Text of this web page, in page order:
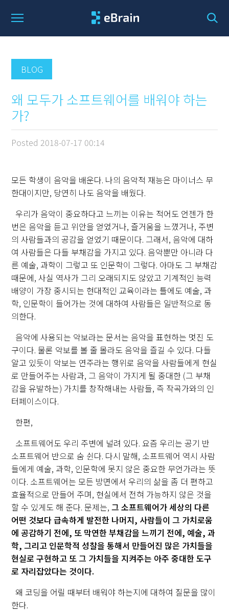
BLOG
왜 모두가 소프트웨어를 배워야 하는
가?
Posted 2018-07-17 00:14
모든 학생이 음악을 배운다. 나의 음악적 재능은 마이너스 무
한대이지만, 당연히 나도 음악을 배웠다.
우리가 음악이 중요하다고 느끼는 이유는 적어도 언젠가 한
번은 음악을 듣고 위안을 얻었거나, 즐거움을 느꼈거나, 주변
의 사람들과의 공감을 얻었기 때문이다. 그래서, 음악에 대하
여 사람들은 다들 부채감을 가지고 있다. 음악뿐만 아니라 다
른 예술, 과학이 그렇고 또 인문학이 그렇다. 아마도 그 부채감
때문에, 사실 역사가 그리 오래되지도 않았고 기계적인 능력
배양이 가장 중시되는 현대적인 교육이라는 틀에도 예술, 과
학, 인문학이 들어가는 것에 대하여 사람들은 일반적으로 동
의한다.
음악에 사용되는 악보라는 문서는 음악을 표현하는 멋진 도
구이다. 물론 악보를 볼 줄 몰라도 음악을 즐길 수 있다. 다들
알고 있듯이 악보는 연주라는 행위로 음악을 사람들에게 현실
로 만들어주는 사람과, 그 음악이 가지게 될 중대한 (그 부채
감을 유발하는) 가치를 창작해내는 사람들, 즉 작곡가와의 인
터페이스이다.
한편,
소프트웨어도 우리 주변에 널려 있다. 요즘 우리는 공기 반
소프트웨어 반으로 숨 쉰다. 다시 말해, 소프트웨어 역시 사람
들에게 예술, 과학, 인문학에 못지 않은 중요한 무언가라는 뜻
이다. 소프트웨어는 모든 방면에서 우리의 삶을 좀 더 편하고
효율적으로 만들어 주며, 현실에서 전혀 가능하지 않은 것을
할 수 있게도 해 준다. 문제는,그 소프트웨어가 세상의 다른
어떤 것보다 급속하게 발전한 나머지, 사람들이 그 가치로움
에 공감하기 전에, 또 막연한 부채감을 느끼기 전에, 예술, 과
학, 그리고 인문학적 성찰을 통해서 만들어진 많은 가치들을
현실로 구현하고 또 그 가치들을 지켜주는 아주 중대한 도구
로 자리잡았다는 것이다.
왜 코딩을 어릴 때부터 배워야 하는지에 대하여 질문을 많이
한다.